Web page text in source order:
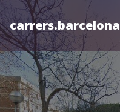
carrers.barcelona